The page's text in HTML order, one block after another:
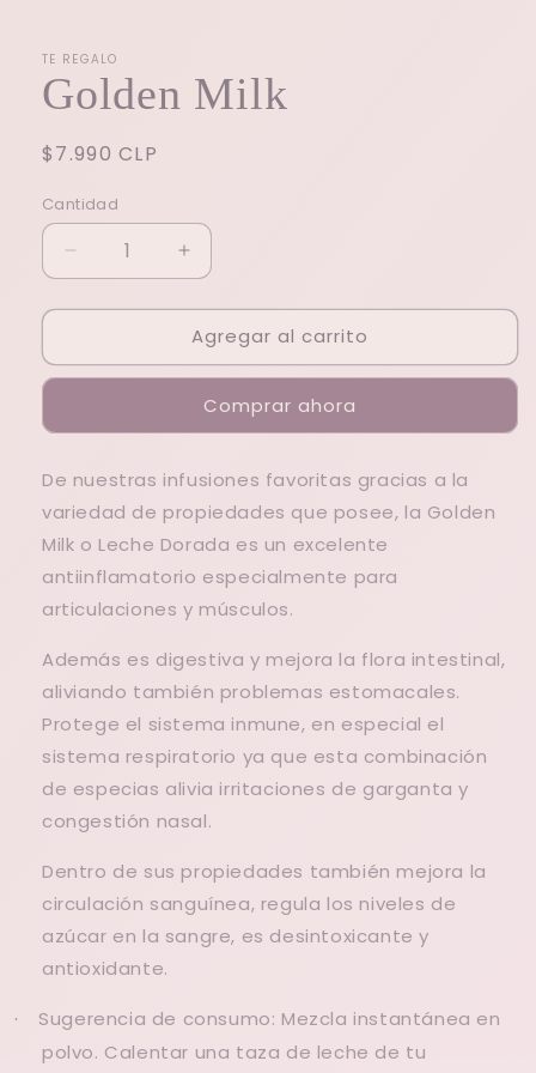
TE REGALO
Golden Milk
Precio
$7.990 CLP
Cantidad
Reducir
cantidad
para
Milk
Aumentar
cantidad
para
Golden
Milk
Agregar al carrito
Comprar ahora
De nuestras infusiones favoritas gracias a la
variedad de propiedades que posee, la Golden
Milk o Leche Dorada es un excelente
antiinflamatorio especialmente para
articulaciones y músculos.
Además es digestiva y mejora la flora intestinal,
aliviando también problemas estomacales.
Protege el sistema inmune, en especial el
sistema respiratorio ya que esta combinación
de especias alivia irritaciones de garganta y
congestión nasal.
Dentro de sus propiedades también mejora la
circulación sanguínea, regula los niveles de
azúcar en la sangre, es desintoxicante y
antioxidante.
·
Sugerencia de consumo: Mezcla instantánea en
polvo. Calentar una taza de leche de tu